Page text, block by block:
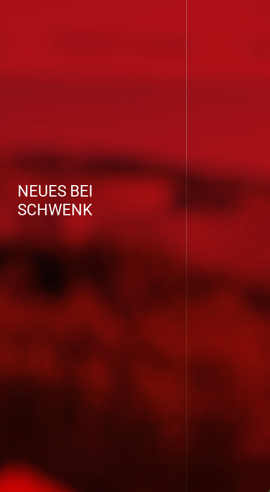
NEUES BEI
SCHWENK